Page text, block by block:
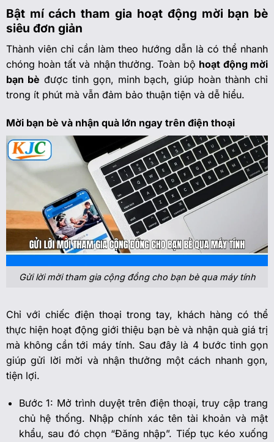
Bật mí cách tham gia hoạt động mời bạn bè
siêu đơn giản
Thành viên chỉ cần làm theo hướng dẫn là có thể nhanh
chóng hoàn tất và nhận thưởng. Toàn bộ hoạt động mời
bạn bè được tinh gọn, minh bạch, giúp hoàn thành chỉ
trong ít phút mà vẫn đảm bảo thuận tiện và dễ hiểu.
Mời bạn bè và nhận quà lớn ngay trên điện thoại
Gửi lời mời tham gia cộng đồng cho bạn bè qua máy tính
Chỉ với chiếc điện thoại trong tay, khách hàng có thể
thực hiện hoạt động giới thiệu bạn bè và nhận quà giá trị
mà không cần tới máy tính. Sau đây là 4 bước tinh gọn
giúp gửi lời mời và nhận thưởng một cách nhanh gọn,
tiện lợi.
Bước 1: Mở trình duyệt trên điện thoại, truy cập trang
chủ hệ thống. Nhập chính xác tên tài khoản và mật
khẩu, sau đó chọn “Đăng nhập”. Tiếp tục kéo xuống